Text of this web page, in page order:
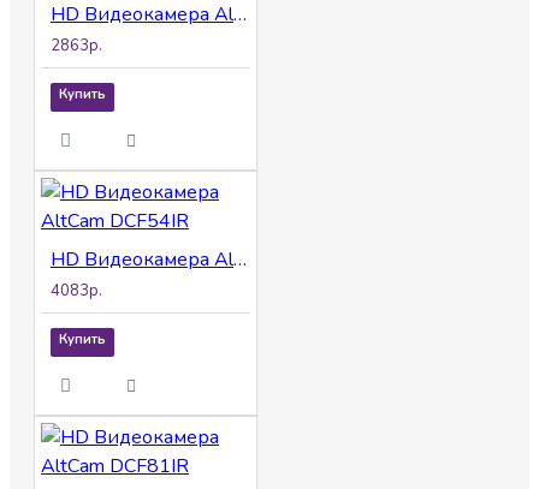
HD Видеокамера AltCam DCF53IR
2863р.
Купить
HD Видеокамера AltCam DCF54IR
4083р.
Купить